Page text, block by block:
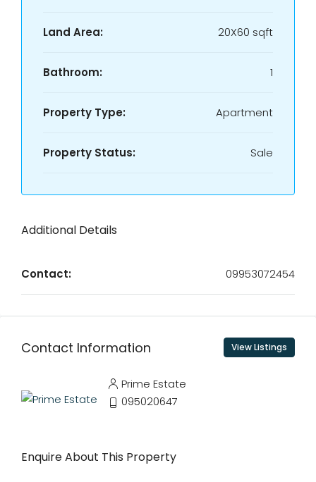
Land Area: 20X60 sqft
Bathroom: 1
Property Type: Apartment
Property Status: Sale
Additional Details
Contact: 09953072454
Contact Information View Listings
Prime Estate
095020647
Enquire About This Property